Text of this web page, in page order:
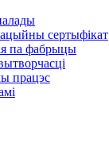
сертыфікат
па фабрыцы
працэс